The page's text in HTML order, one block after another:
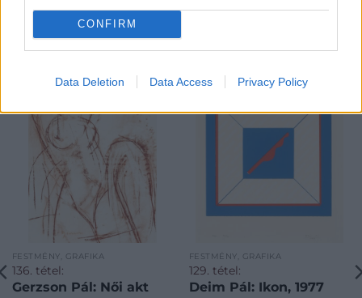
CONFIRM
Data Deletion Data Access Privacy Policy
KAPCSOLÓDÓ MŰTÁRGYAK
FESTMÉNY, GRAFIKA
136. tétel:
Gerzson Pál: Női akt
FESTMÉNY, GRAFIKA
129. tétel:
Deim Pál: Ikon, 1977